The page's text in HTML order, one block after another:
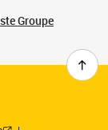
Groupe